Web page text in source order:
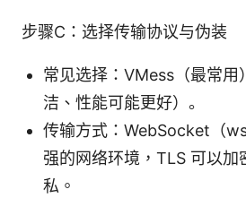
步骤C：选择传输协议与伪装
常见选择：VMess（最常用
洁、性能可能更好）。
传输方式：WebSocket（
强的网络环境，TLS 可以加
私。